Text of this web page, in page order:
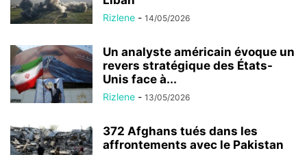
Rizlene - 14/05/2026
Un analyste américain évoque un
revers stratégique des États-
Unis face à...
Rizlene - 13/05/2026
372 Afghans tués dans les
affrontements avec le Pakistan